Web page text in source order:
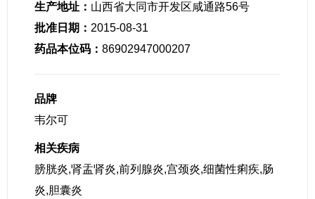
生产地址： 山西省大同市开发区咸通路56号
批准日期： 2015-08-31
药品本位码： 86902947000207
品牌
韦尔可
相关疾病
膀胱炎,肾盂肾炎,前列腺炎,宫颈炎,细菌性痢疾,肠
炎,胆囊炎